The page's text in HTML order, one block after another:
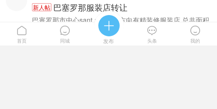
新人帖 巴塞罗那服装店转让
巴塞罗那市中心sant antonio 方向有精装修服装店 总共面积
330平方 房租2500 在这个地段已经是很便宜了. ...
2026-7-31 22:00

首页

同城

发布

头条

我的